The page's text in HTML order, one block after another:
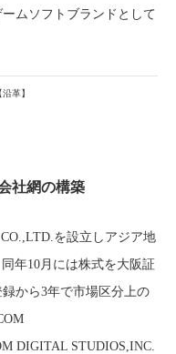
ムソフトブランドとして
革】
社網の構築
を設立しアジア地
年10月には株式を大阪証
から3年で市場区分上の
DIGITAL STUDIOS,INC.